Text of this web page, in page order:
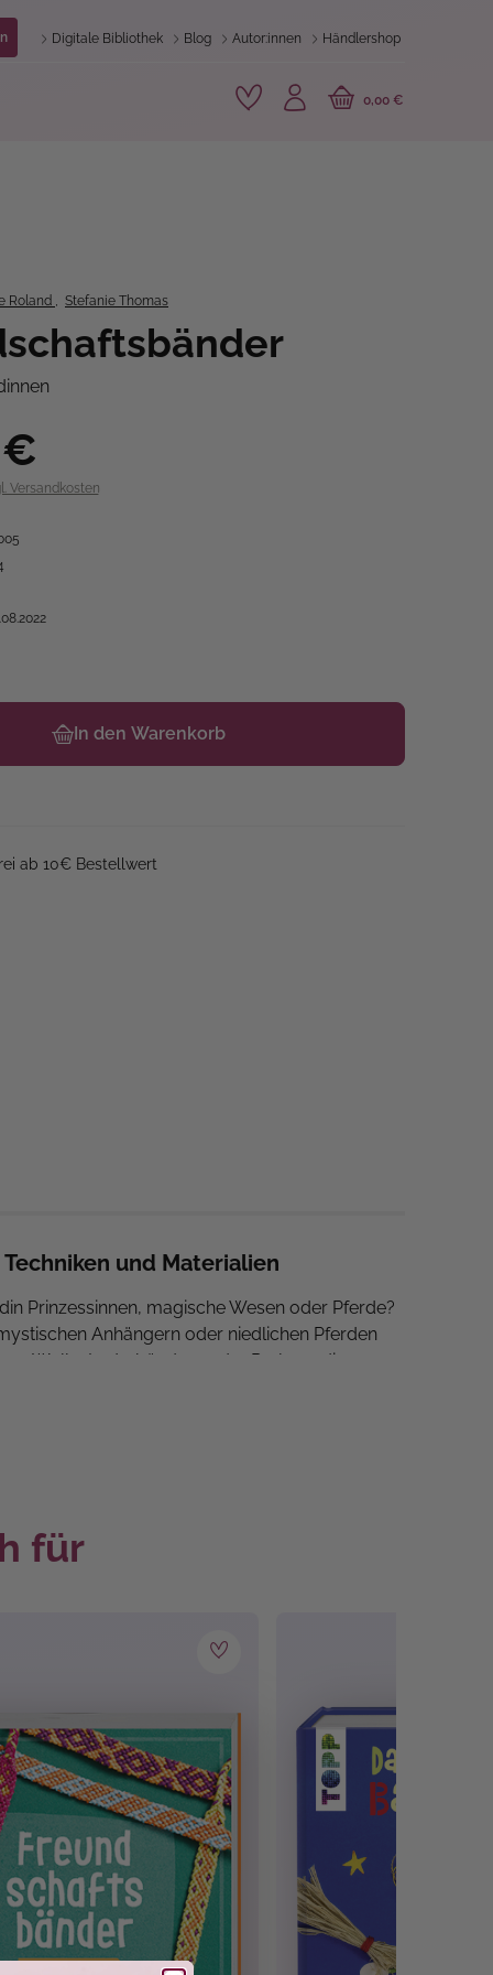
Digitale Bibliothek Blog Autor:innen Händlershop
0,00 €
Roland , Stefanie Thomas
Versandkosten
In den Warenkorb
ab 10€ Bestellwert
und Materialien
Prinzessinnen, magische Wesen oder Pferde?
Anhängern oder niedlichen Pferden
Wolle, Lederbändern oder Perlen – die
für